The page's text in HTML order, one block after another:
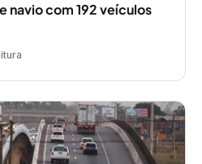
navio com 192 veículos